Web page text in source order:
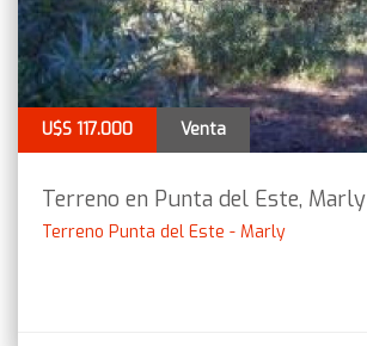
U$S 117.000 Venta
Terreno en Punta del Este, Marly
Terreno Punta del Este - Marly